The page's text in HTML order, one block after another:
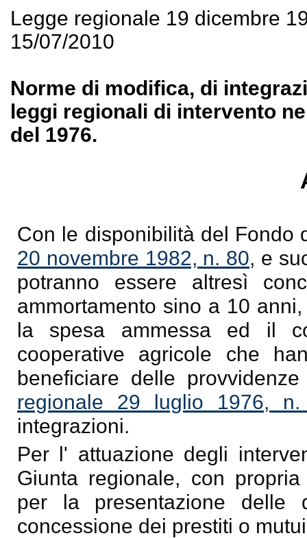
Legge regionale 19 dicembre
15/07/2010
Norme di modifica, di
leggi regionali di intervento
del 1976.
Con le disponibilità del
20 novembre 1982, n. 80, e
potranno essere altresì
ammortamento sino a 10
la spesa ammessa ed il
cooperative agricole che
beneficiare delle
regionale 29 luglio 1976,
integrazioni.
Per l' attuazione degli
Giunta regionale, con
per la presentazione delle
concessione dei prestiti o